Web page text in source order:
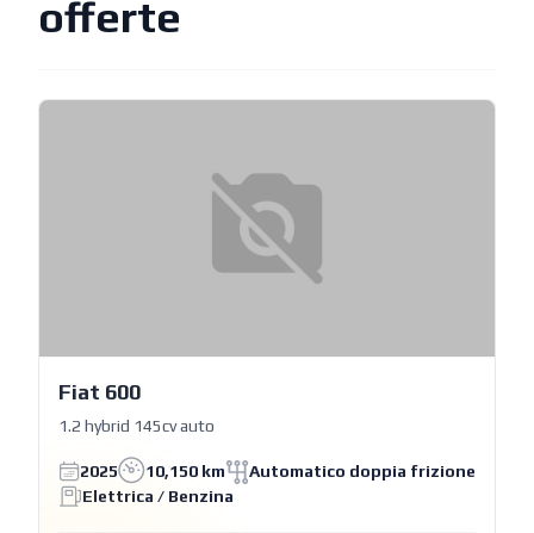
offerte
Fiat 600
1.2 hybrid 145cv auto
2025 10,150 km
Automatico doppia frizione
Elettrica / Benzina